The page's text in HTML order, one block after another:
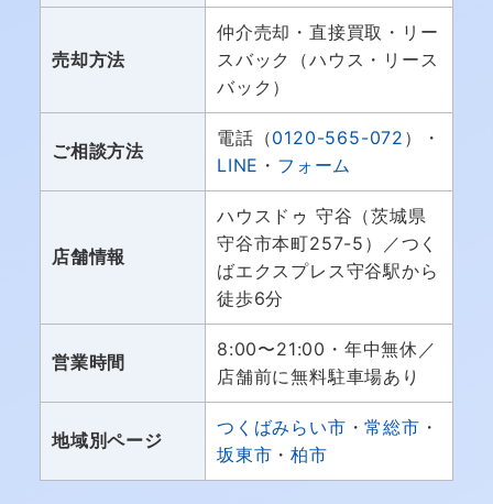
売却方法
仲介売却・直接買取・リー
スバック（ハウス・リース
バック）
ご相談方法
電話（0120-565-072 ）・
LINE ・ フォーム
店舗情報
ハウスドゥ 守谷（茨城県
守谷市本町257-5）／つく
ばエクスプレス守谷駅から
徒歩6分
営業時間
8:00〜21:00・年中無休／
店舗前に無料駐車場あり
地域別ページ
つくばみらい市 ・常総市 ・
坂東市 ・柏市